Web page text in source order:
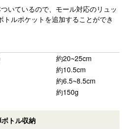
いているので、モール対応のリュッ
ルポケットを追加することができ
約20~25cm
約10.5cm
約6.5~8.5cm
約150g
トル収納